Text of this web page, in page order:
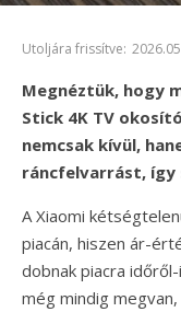
Utoljára frissítve:
Megnéztük, hogy
Stick 4K TV
nemcsak kívül,
ráncfelvarrást, így
A Xiaomi
piacán, hiszen ár-
dobnak piacra
még mindig